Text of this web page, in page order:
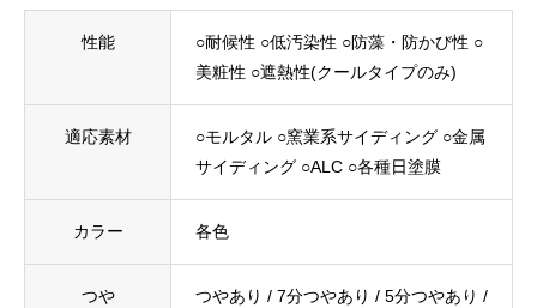
性能
○耐候性 ○低汚染性 ○防藻・防かび性 ○
美粧性 ○遮熱性(クールタイプのみ)
適応素材
○モルタル ○窯業系サイディング ○金属
サイディング ○ALC ○各種日塗膜
カラー 各色
つや
つやあり / 7分つやあり / 5分つやあり /